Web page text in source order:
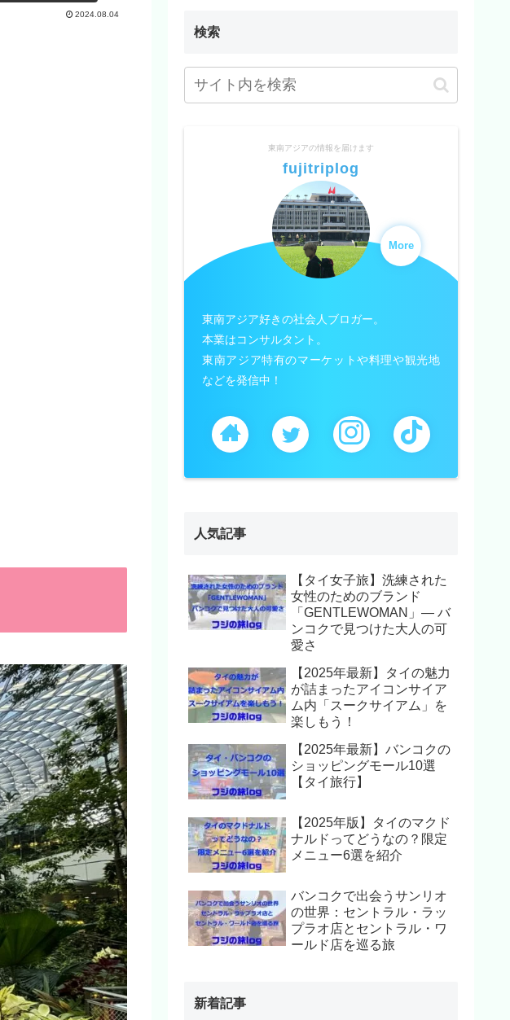
2024.08.04
検索
東南アジアの情報を届けます
fujitriplog
More
東南アジア好きの社会人ブロガー。
本業はコンサルタント。
東南アジア特有のマーケットや料理や観光地
などを発信中！
人気記事
【タイ女子旅】洗練された
女性のためのブランド
「GENTLEWOMAN」— バ
ンコクで見つけた大人の可
愛さ
【2025年最新】タイの魅力
が詰まったアイコンサイア
ム内「スークサイアム」を
楽しもう！
【2025年最新】バンコクの
ショッピングモール10選
【タイ旅行】
【2025年版】タイのマクド
ナルドってどうなの？限定
メニュー6選を紹介
バンコクで出会うサンリオ
の世界：セントラル・ラッ
プラオ店とセントラル・ワ
ールド店を巡る旅
新着記事